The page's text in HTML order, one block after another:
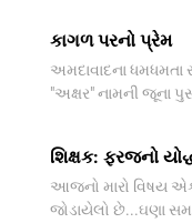
કાગળ પરનો પ્રેમ
અમદાવાદના
"અક્ષર" નામની જૂના
શિક્ષક: ફરજનો
આજનો મારો વિષય એક
જોડાયેલો છે...ઘણા